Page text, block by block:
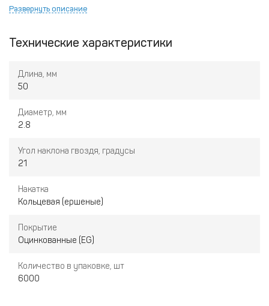
обеспечивает надежное сцепление с материалом, а
подходит для пневматических инструментов с углом наклона
работать на крупных объектах.
Развернуть описание
Технические характеристики
Длина, мм
50
Диаметр, мм
2.8
Угол наклона гвоздя, градусы
21
Накатка
Кольцевая (ершеные)
Покрытие
Оцинкованные (EG)
Количество в упаковке, шт
6000